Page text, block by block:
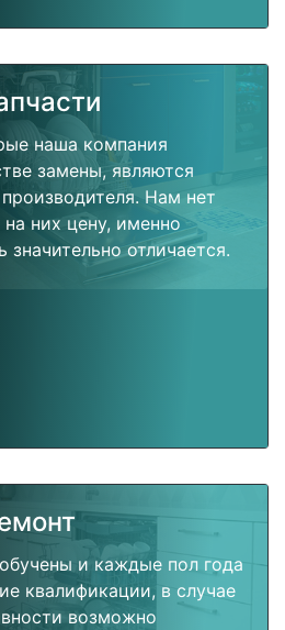
наша компания
замены, являются
Нам нет
них цену, именно
отличается.
и каждые пол года
квалификации, в случае
возможно